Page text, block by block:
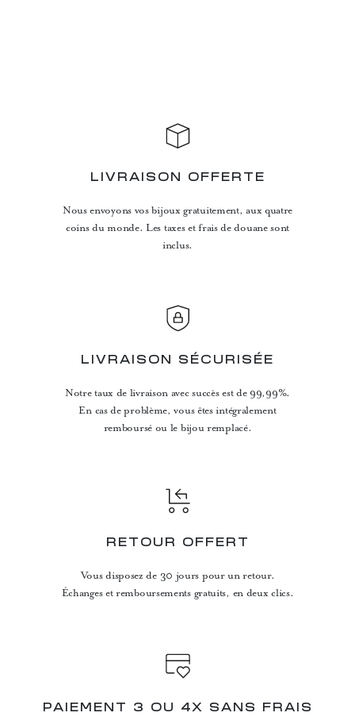
LIVRAISON OFFERTE
Nous envoyons vos bijoux gratuitement, aux quatre
coins du monde. Les taxes et frais de douane sont
inclus.
LIVRAISON SÉCURISÉE
Notre taux de livraison avec succès est de 99,99%.
En cas de problème, vous êtes intégralement
remboursé ou le bijou remplacé.
RETOUR OFFERT
Vous disposez de 30 jours pour un retour.
Échanges et remboursements gratuits, en deux clics.
PAIEMENT 3 OU 4X SANS FRAIS